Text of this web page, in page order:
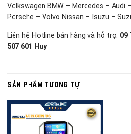
Volkswagen BMW – Mercedes – Audi
Porsche – Volvo Nissan – Isuzu –
Liên hệ Hotline bán hàng và hỗ trợ: 09
507 601 Huy
SẢN PHẨM TƯƠNG TỰ